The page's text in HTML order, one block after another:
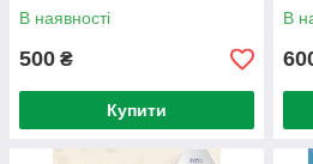
В наявності
500 ₴
Купити
В